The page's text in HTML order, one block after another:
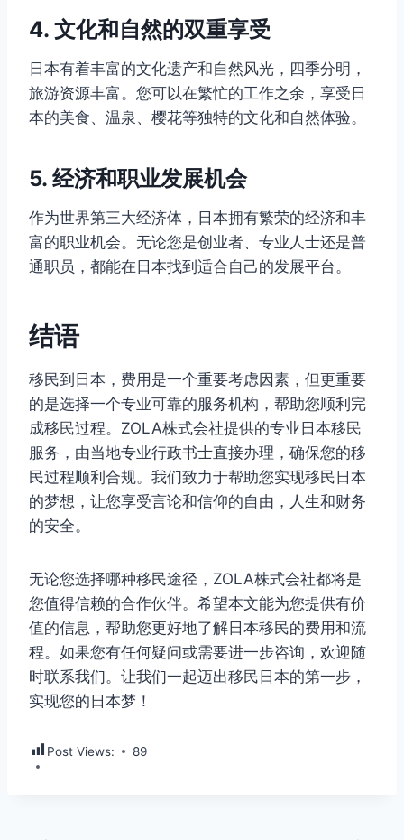
4. 文化和自然的双重享受
日本有着丰富的文化遗产和自然风光，四季分明，
旅游资源丰富。您可以在繁忙的工作之余，享受日
本的美食、温泉、樱花等独特的文化和自然体验。
5. 经济和职业发展机会
作为世界第三大经济体，日本拥有繁荣的经济和丰
富的职业机会。无论您是创业者、专业人士还是普
通职员，都能在日本找到适合自己的发展平台。
结语
移民到日本，费用是一个重要考虑因素，但更重要
的是选择一个专业可靠的服务机构，帮助您顺利完
成移民过程。ZOLA株式会社提供的专业日本移民
服务，由当地专业行政书士直接办理，确保您的移
民过程顺利合规。我们致力于帮助您实现移民日本
的梦想，让您享受言论和信仰的自由，人生和财务
的安全。
无论您选择哪种移民途径，ZOLA株式会社都将是
您值得信赖的合作伙伴。希望本文能为您提供有价
值的信息，帮助您更好地了解日本移民的费用和流
程。如果您有任何疑问或需要进一步咨询，欢迎随
时联系我们。让我们一起迈出移民日本的第一步，
实现您的日本梦！
Post Views: 89